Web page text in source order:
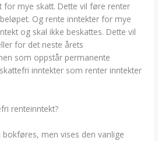
for mye skatt. Dette vil føre renter
Og rente inntekter for mye
og skal ikke beskattes. Dette vil
for det neste årets
som oppstår permanente
inntekter som renter inntekter
renteinntekt?
men vises den vanlige